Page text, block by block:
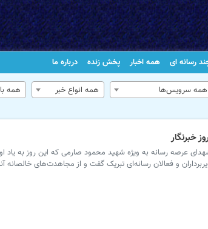
رسانه ای همه اخبار پخش زنده درباره ما
همه سرویس‌ها همه انواع خبر همه
خبرنگار
عرصه رسانه به ویژه شهید محمود صارمی که این روز به یاد
و فعالان رسانه‌ای تبریک گفت و از مجاهدت‌های خالصانه